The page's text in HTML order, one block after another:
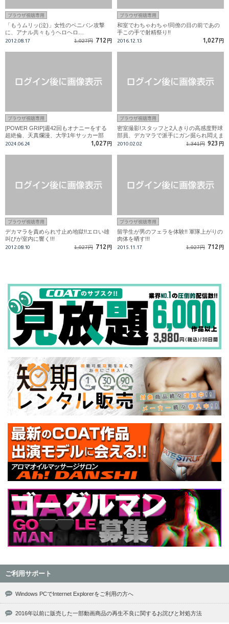
ブラウザ視聴専用
「もうムリッ(泣)」女性のペニバン攻撃
に、アナル共々もうヘロヘロ…
2012.08.17 1,027円 712 円
ブラウザ視聴専用
和室でわちゃわちゃ!同僚の目の前であの
手この手で射精祭り!!
2016.12.13 1,027 円
ブラウザ視聴専用
[POWER GRIP]週42回もオナニーをする
超絶倫、天真爛漫、大学1年サッカー部
「良太」19才登場!!
2024.06.24 1,027 円
ブラウザ視聴専用
密室撮影!スタッフと2人きりの高感度野球
部員、デカマラで派手にガン掘られ悶えま
くる!!!
2010.02.02 1,341円 923 円
ブラウザ視聴専用
デカマラを責められ寸止め地獄!!エロい雄
叫びが室内に響く!!!
2012.08.10 1,027円 712 円
ブラウザ視聴専用
留学生が男のフェラを体験!! 軍隊上がりの
肉体を晒す!!!
2015.11.17 1,027円 712 円
ご利用サポート
Windows PCでInternet Explorerをご利用の方へ
2016年以前に販売した一部動画商品の再生不良に関するお詫びと対処方法